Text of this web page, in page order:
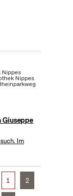
Nippes
Nippes
Giuseppe
Im
1 2